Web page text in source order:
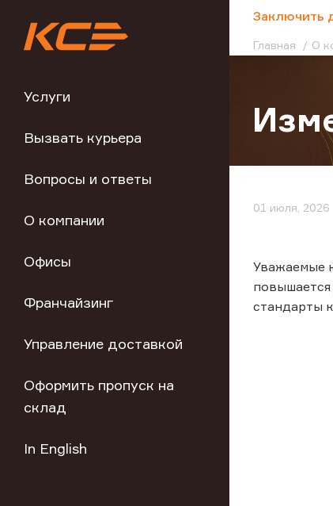
Услуги
Вызвать курьера
Вопросы и ответы
О компании
Офисы
Франчайзинг
Управление доставкой
Оформить пропуск на
склад
In English
Заключить
Главная О
01 июля, 2026
Уважаемые
стандарты